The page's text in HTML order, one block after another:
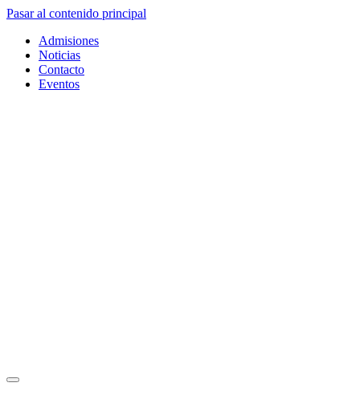
Pasar al contenido principal
Admisiones
Noticias
Contacto
Eventos